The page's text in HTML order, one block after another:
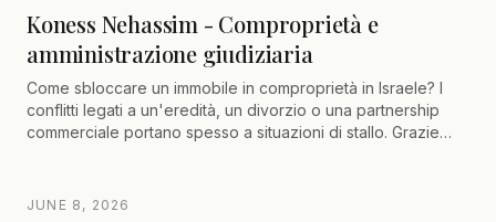
Koness Nehassim - Comproprietà e
amministrazione giudiziaria
Come sbloccare un immobile in comproprietà in Israele? I
conflitti legati a un'eredità, un divorzio o una partnership
commerciale portano spesso a situazioni di stallo. Grazie
(Koness Nehassim) permettono di forzare legalmente la
JUNE 8, 2026